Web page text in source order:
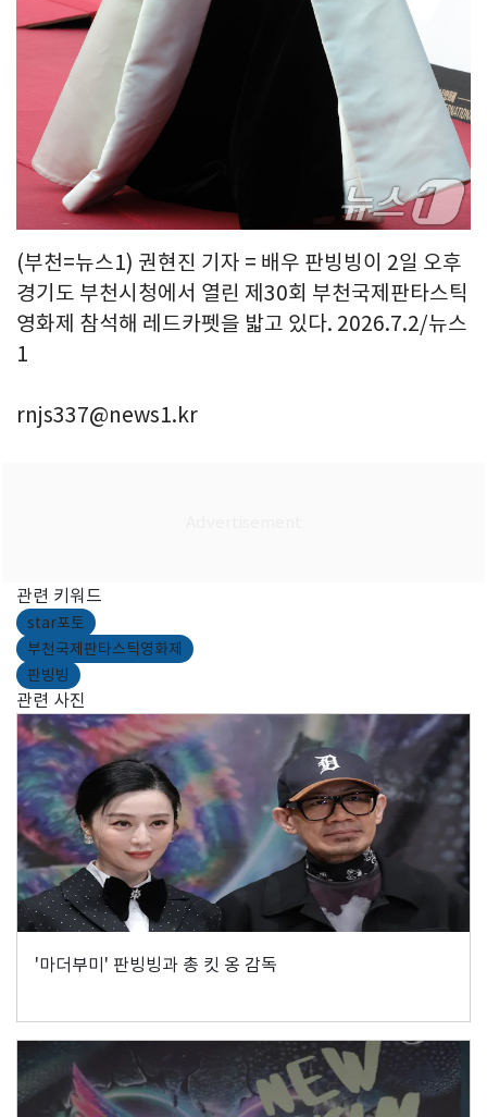
(부천=뉴스1) 권현진 기자 = 배우 판빙빙이 2일 오후
경기도 부천시청에서 열린 제30회 부천국제판타스틱
영화제 참석해 레드카펫을 밟고 있다. 2026.7.2/뉴스
1
rnjs337@news1.kr
관련 키워드
star포토
부천국제판타스틱영화제
판빙빙
관련 사진
'마더부미' 판빙빙과 총 킷 옹 감독